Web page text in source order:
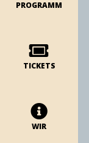
PROGRAMM
TICKETS
WIR